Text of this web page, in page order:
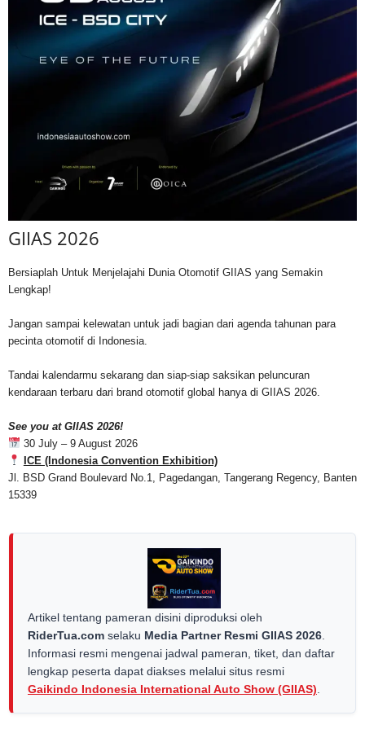
GIIAS 2026
Bersiaplah Untuk Menjelajahi Dunia Otomotif GIIAS yang Semakin
Lengkap!
Jangan sampai kelewatan untuk jadi bagian dari agenda tahunan para
pecinta otomotif di Indonesia.
Tandai kalendarmu sekarang dan siap-siap saksikan peluncuran
kendaraan terbaru dari brand otomotif global hanya di GIIAS 2026.
See you at GIIAS 2026!
30 July – 9 August 2026
ICE (Indonesia Convention Exhibition)
Jl. BSD Grand Boulevard No.1, Pagedangan, Tangerang Regency, Banten
15339
Artikel tentang pameran disini diproduksi oleh
RiderTua.com selaku Media Partner Resmi GIIAS 2026
Informasi resmi mengenai jadwal pameran, tiket, dan daftar
lengkap peserta dapat diakses melalui situs resmi
Gaikindo Indonesia International Auto Show (GIIAS)